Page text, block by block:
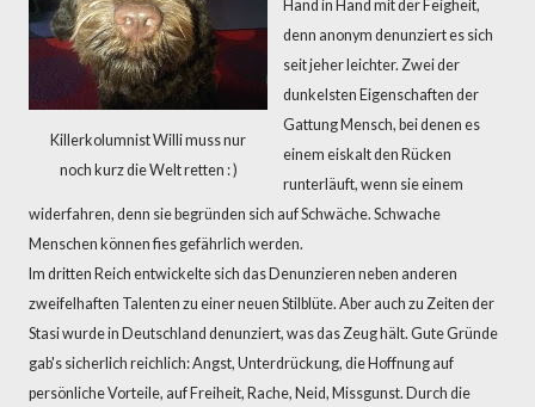
Killerkolumnist Willi muss nur
noch kurz die Welt retten : )
Hand in Hand mit der Feigheit,
denn anonym denunziert es sich
seit jeher leichter. Zwei der
dunkelsten Eigenschaften der
Gattung Mensch, bei denen es
einem eiskalt den Rücken
runterläuft, wenn sie einem
widerfahren, denn sie begründen sich auf Schwäche. Schwache
Menschen können fies gefährlich werden.
Im dritten Reich entwickelte sich das Denunzieren neben anderen
zweifelhaften Talenten zu einer neuen Stilblüte. Aber auch zu Zeiten der
Stasi wurde in Deutschland denunziert, was das Zeug hält. Gute Gründe
gab's sicherlich reichlich: Angst, Unterdrückung, die Hoffnung auf
persönliche Vorteile, auf Freiheit, Rache, Neid, Missgunst. Durch die